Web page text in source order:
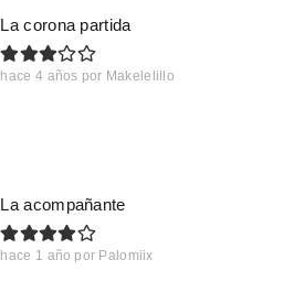
La corona partida
hace 4 años por Makelelillo
La acompañante
hace 1 año por Palomiix